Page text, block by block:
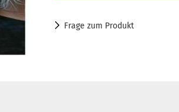
Frage zum Produkt